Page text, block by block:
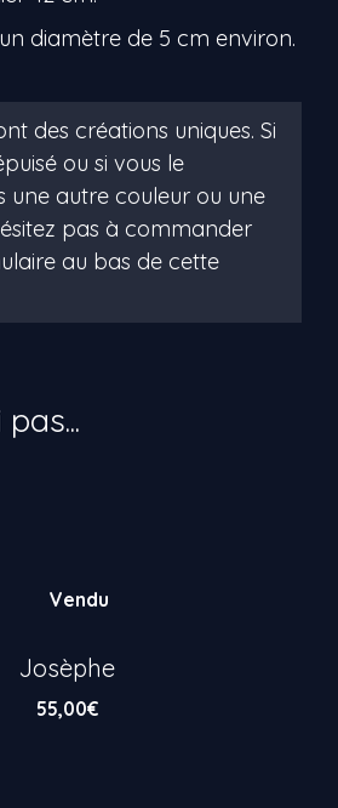
diamètre de 5 cm environ.
Vendu
Josèphe
55,00€